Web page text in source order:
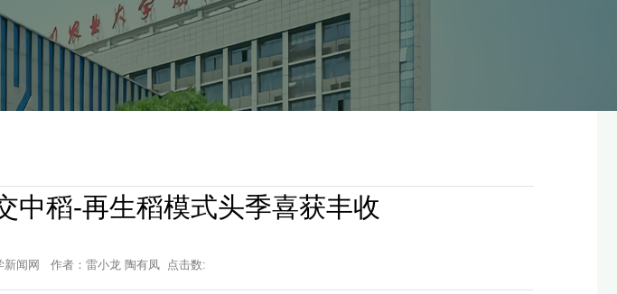
中稻-再生稻模式头季喜获丰收
新闻网 作者：雷小龙 陶有凤 点击数: